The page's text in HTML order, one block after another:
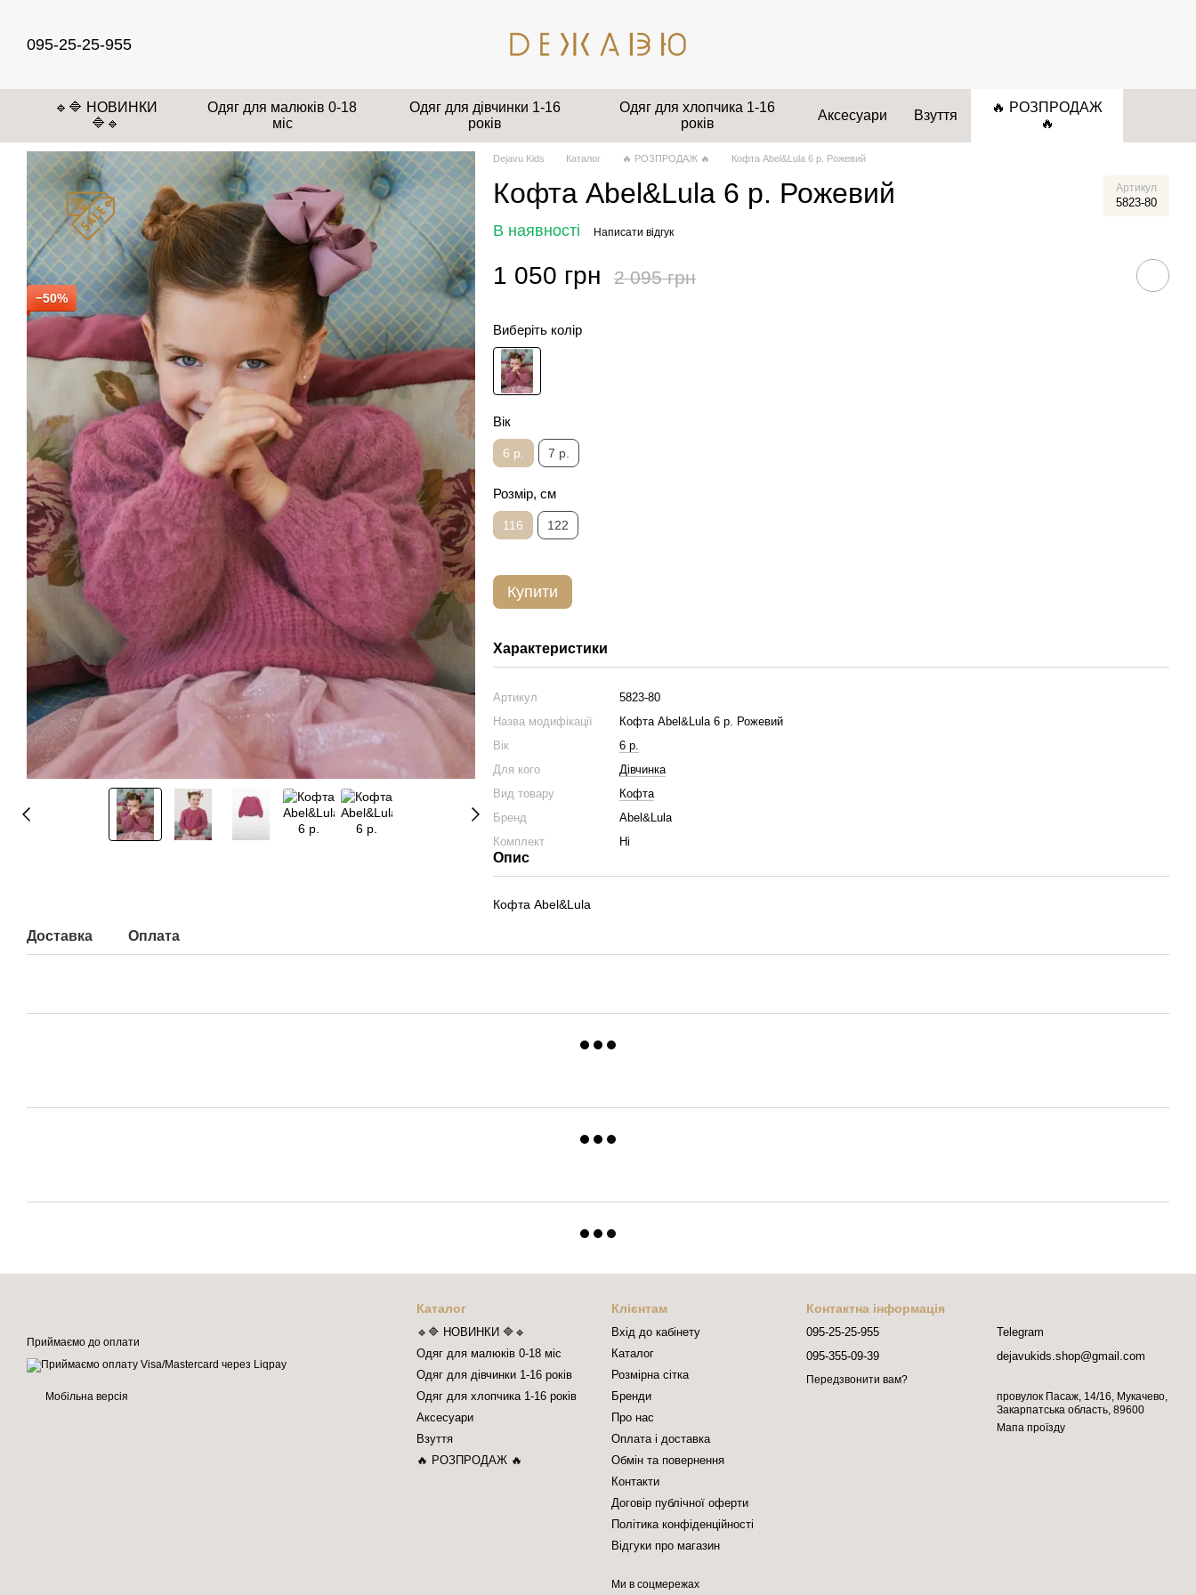
095-25-25-955
🔹🔷 НОВИНКИ
🔷🔹
Одяг для малюків 0-18
міс
Одяг для дівчинки 1-16
років
Одяг для хлопчика 1-16
років
Аксесуари Взуття
🔥 РОЗПРОДАЖ
🔥
−50%
Dejavu Kids Каталог 🔥 РОЗПРОДАЖ 🔥 Кофта Abel&Lula 6 р. Рожевий
Кофта Abel&Lula 6 р. Рожевий Артикул
5823-80
В наявності Написати відгук
1 050 грн 2 095 грн
Виберіть колір
Вік
6 р. 7 р.
Розмір, см
116 122
Купити
Характеристики
Артикул
5823-80
Назва модифікації
Кофта Abel&Lula 6 р. Рожевий
Вік
6 р.
Для кого
Дівчинка
Вид товару
Кофта
Бренд
Abel&Lula
Комплект
Ні
Опис
Кофта Abel&Lula
Доставка Оплата
Приймаємо до оплати
Мобільна версія
Каталог
🔹🔷 НОВИНКИ 🔷🔹
Одяг для малюків 0-18 міс
Одяг для дівчинки 1-16 років
Одяг для хлопчика 1-16 років
Аксесуари
Взуття
🔥 РОЗПРОДАЖ 🔥
Клієнтам
Вхід до кабінету
Каталог
Розмірна сітка
Бренди
Про нас
Оплата і доставка
Обмін та повернення
Контакти
Договір публічної оферти
Політика конфіденційності
Відгуки про магазин
Ми в соцмережах
Контактна інформація
095-25-25-955
095-355-09-39
Передзвонити вам?
Telegram
dejavukids.shop@gmail.com
провулок Пасаж, 14/16, Мукачево,
Закарпатська область, 89600
Мапа проїзду